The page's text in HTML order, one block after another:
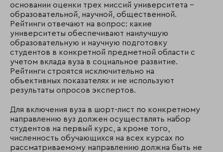
основании оценки трех миссий университета –
образовательной, научной, общественной.
Рейтинги отвечают на вопрос: какие
университеты обеспечивают наилучшую
образовательную и научную подготовку
студентов в конкретной предметной области с
учетом вклада вуза в социальное развитие.
Рейтинги строятся исключительно на
объективных показателях и не используют
результаты опросов экспертов.
Для включения вуза в шорт-лист по конкретному
направлению вуз должен осуществлять набор
студентов на первый курс, а кроме того,
численность обучающихся на всех курсах по
рассматриваемому направлению должна быть не